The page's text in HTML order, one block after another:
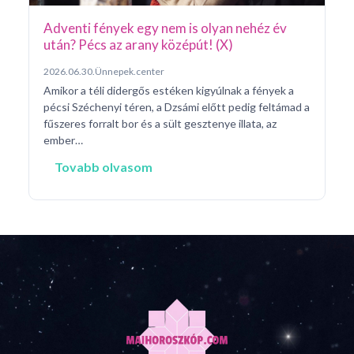
Adventi fények egy nem is olyan nehéz év
után? Pécs az arany középút! (X)
2026.06.30. Ünnepek.center
Amikor a téli didergős estéken kigyúlnak a fények a
pécsi Széchenyi téren, a Dzsámi előtt pedig feltámad a
fűszeres forralt bor és a sült gesztenye illata, az
ember…
Tovabb olvasom